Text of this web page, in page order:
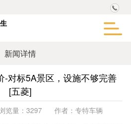
新闻详情
-对标5A景区，设施不够完善
[五菱]
览量： 3297 作者： 专特车辆